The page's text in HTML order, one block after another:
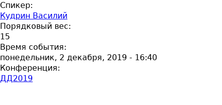
Спикер:
Кудрин Василий
Порядковый вес:
15
Время события:
понедельник, 2 декабря, 2019 - 16:40
Конференция:
ДД2019